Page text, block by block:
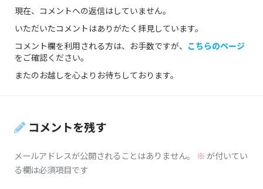
現在、コメントへの返信はしていません。
いただいたコメントはありがたく拝見しています。
コメント欄を利用される方は、お手数ですが、 こちらのページ
をご確認ください。
またのお越しを心よりお待ちしております。
コメントを残す
メールアドレスが公開されることはありません。 ※が付いてい
る欄は必須項目です